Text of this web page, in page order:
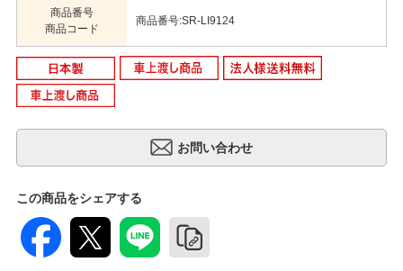
商品番号
商品コード
商品番号:SR-LI9124
この商品をシェアする